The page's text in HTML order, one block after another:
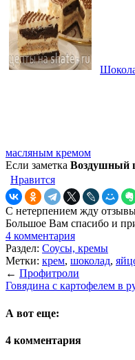
масляным кремом
Если заметка Воздушный
Нравится
С нетерпением жду
Большое Вам спасибо и
4 комментария
Раздел: Соусы, кремы
Метки: крем, шоколад,
← Профитроли
Говядина с картофелем в
А вот еще:
4 комментария